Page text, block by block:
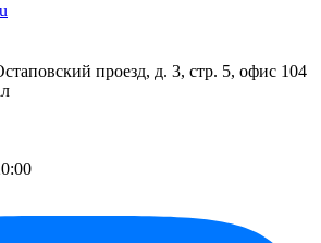
проезд, д. 3, стр. 5, офис 104